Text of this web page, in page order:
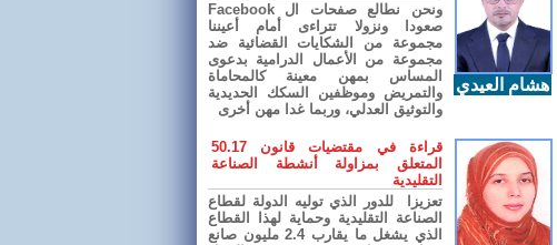
هشام العيدي
ونحن نطالع صفحات ال Facebook
صعودا ونزولا تتراءى أمام أعيننا
مجموعة من الشكايات القضائية ضد
مجموعة من الأعمال الدرامية بدعوى
المساس بمهن معينة كالمحاماة
والتمريض وموظفين السكك الحديدية
والتوثيق العدلي، وربما غدا مهن أخرى
قراءة في مقتضيات قانون 50.17
المتعلق بمزاولة أنشطة الصناعة
التقليدية
تعزيزا للدور الذي توليه الدولة لقطاع
الصناعة التقليدية وحماية لهذا القطاع
الذي يشغل ما يقارب 2.4 مليون صانع